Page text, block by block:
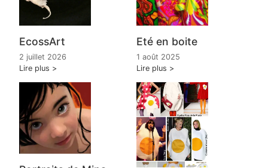
EcossArt
2 juillet 2026
Lire plus
Eté en boite
1 août 2025
Lire plus